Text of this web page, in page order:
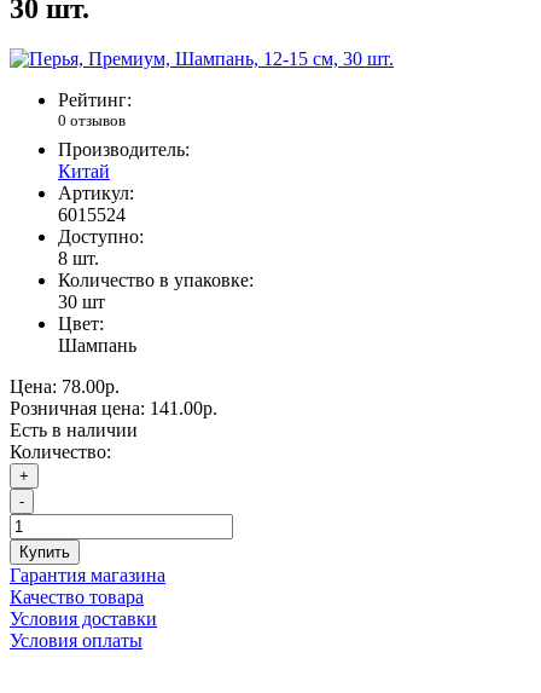
30 шт.
Рейтинг:
0 отзывов
Производитель:
Китай
Артикул:
6015524
Доступно:
8 шт.
Количество в упаковке:
30 шт
Цвет:
Шампань
Цена: 78.00р.
Розничная цена: 141.00р.
Есть в наличии
Количество:
+
-
Купить
Гарантия магазина
Качество товара
Условия доставки
Условия оплаты